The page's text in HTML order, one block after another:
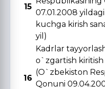
15
07.01.2008
kuchga kirish
yil)
16
Kadrlar
o`zgartish
(O`zbekiston
Qonuni